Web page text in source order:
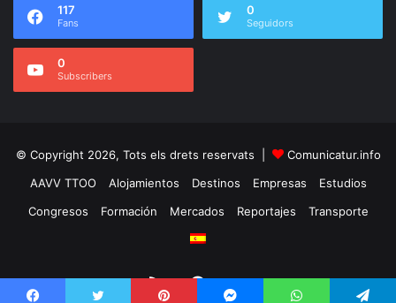
117
Fans
0
Seguidors
0
Subscribers
© Copyright 2026, Tots els drets reservats |
Comunicatur.info
AAVV TTOO
Alojamientos Destinos Empresas
Estudios
Congresos
Formación Mercados Reportajes Transporte
RSS Facebook
Twitter